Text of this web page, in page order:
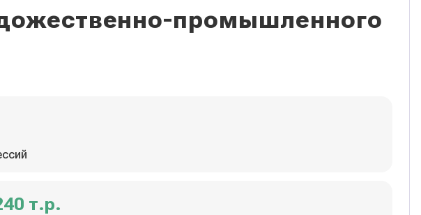
промышленного
т.р.